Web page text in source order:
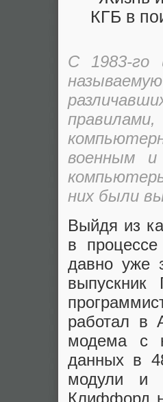
С 1983-го
военным
них были
Выйдя из
в
давно уже
выпускник
работал в
модема с
данных в
модули и